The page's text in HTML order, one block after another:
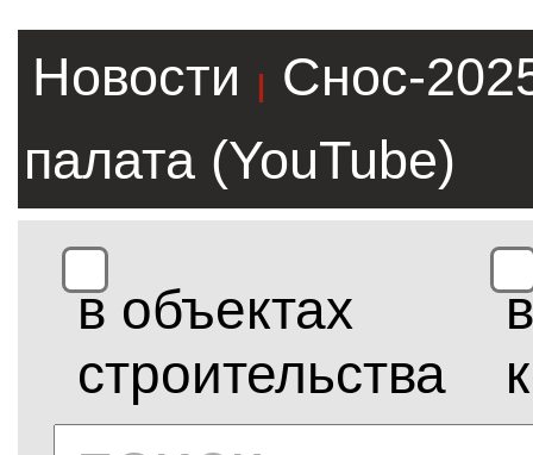
Новости |
Снос-
палата (YouTube)
в объектах
строительства
в